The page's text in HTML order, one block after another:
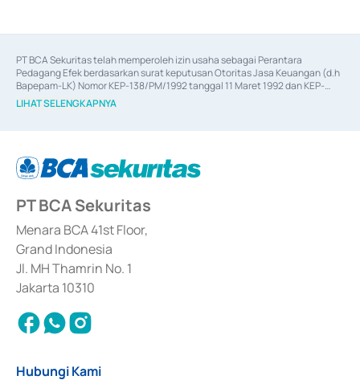
PT BCA Sekuritas telah memperoleh izin usaha sebagai Perantara
Pedagang Efek berdasarkan surat keputusan Otoritas Jasa Keuangan (d.h
Bapepam-LK) Nomor KEP-138/PM/1992 tanggal 11 Maret 1992 dan KEP-
06/D.04/2014 tanggal 28 Februari 2014, izin usaha sebagai Penjamin Emisi
Efek berdasarkan surat keputusan Otoritas Jasa Keuangan Nomor KEP-
berdasarkan surat keputusan Otoritas Jasa Keuangan Nomor S-
67/PM.21/2017 tanggal 3 Februari 2017, dan beberapa izin usaha lainnya
Sertifikat Deposito di Pasar Uang yang izinnya diterbitkan pada tahun 2017
dan izin usaha lainnya dari Bank Indonesia sebagai Lembaga Pendukung
Penerbitan, Transaksi, serta Penatausahaan dan Penyelesaian Transaksi
Surat Berharga Komersial yang izinnya diterbitkan pada tahun 2018.
LIHAT SELENGKAPNYA
PT BCA Sekuritas
Menara BCA 41st Floor,
Grand Indonesia
Jl. MH Thamrin No. 1
Jakarta 10310
Hubungi Kami